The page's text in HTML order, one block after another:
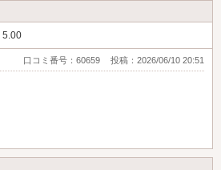
5つ星のうち5
5.00
口コミ番号：60659 投稿：2026/06/10 20:51